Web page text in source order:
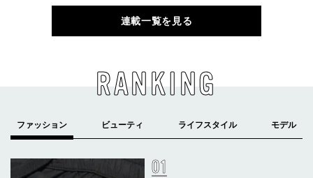
連載一覧を見る
RANKING